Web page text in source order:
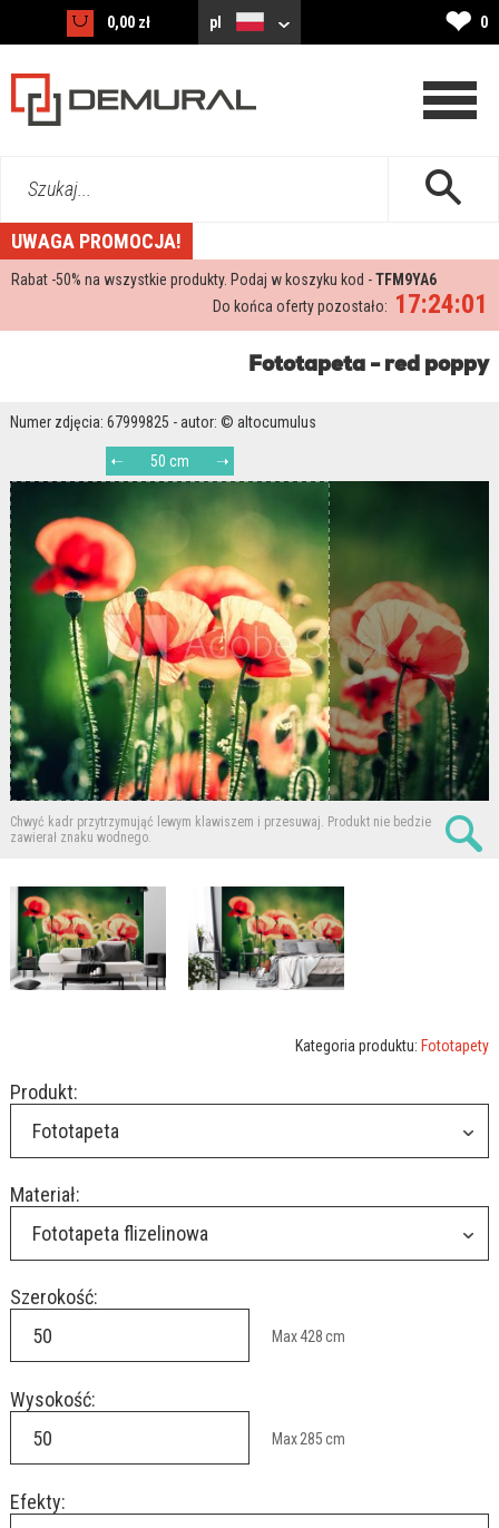
0,00 zł pl ❤ 0
Szukaj...
UWAGA PROMOCJA!
Rabat -50% na wszystkie produkty. Podaj w koszyku kod -TFM9YA6
17:23:59
Do końca oferty pozostało:
Fototapeta - red poppy
Numer zdjęcia: 67999825 - autor: © altocumulus
50 cm
Chwyć kadr przytrzymująć lewym klawiszem i przesuwaj. Produkt nie bedzie
zawierał znaku wodnego.
Kategoria produktu: Fototapety
Produkt:
Fototapeta
Materiał:
Fototapeta flizelinowa
Szerokość:
Max428cm
Wysokość:
Max285cm
Efekty: